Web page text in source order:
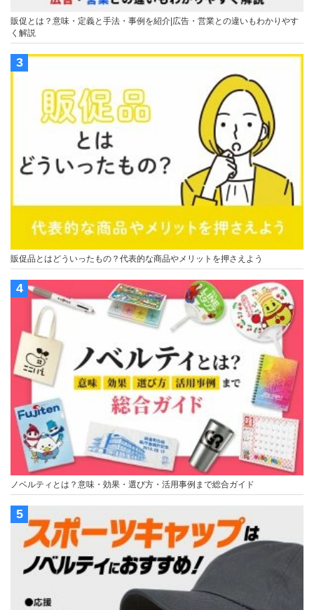
販促とは？意味・定義と手法・事例を紹介|広告・営業との違いもわかりやす
く解説
販促品とはどういったもの？代表的な商品やメリットを押さえよう
ノベルティとは？意味・効果・選び方・活用事例まで総合ガイド